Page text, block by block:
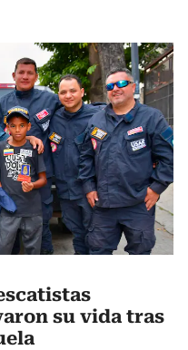
su vida tras